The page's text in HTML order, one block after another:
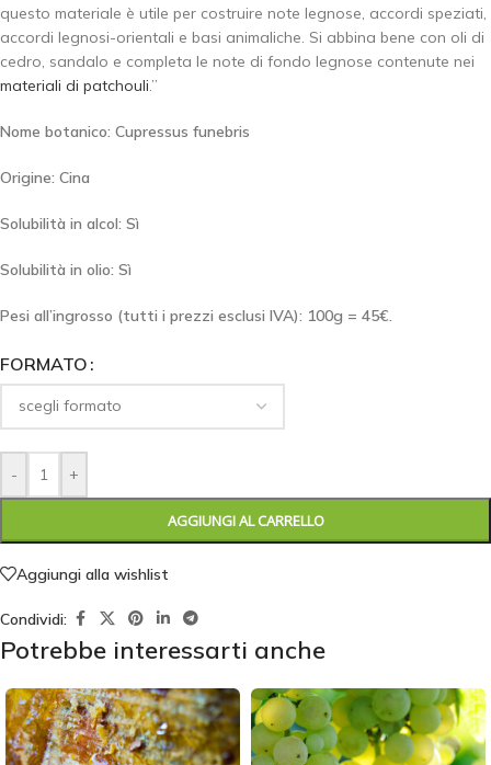
questo materiale è utile per costruire note legnose, accordi speziati,
accordi legnosi-orientali e basi animaliche. Si abbina bene con oli di
cedro, sandalo e completa le note di fondo legnose contenute nei
materiali di patchouli.”
Nome botanico: Cupressus funebris
Origine: Cina
Solubilità in alcol: Sì
Solubilità in olio: Sì
Pesi all’ingrosso (tutti i prezzi esclusi IVA): 100g = 45€.
FORMATO
- +
AGGIUNGI AL CARRELLO
Aggiungi alla wishlist
Condividi:
Potrebbe interessarti anche